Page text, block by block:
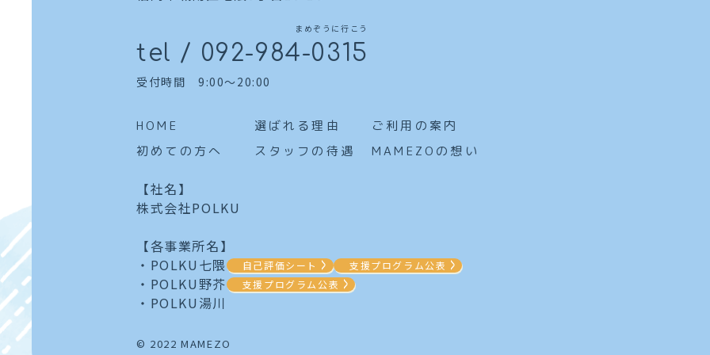
まめぞうに行こう
tel / 092-984-0315
受付時間 9:00～20:00
HOME 選ばれる理由
ご利用の案内
初めての方へ
スタッフの待遇 MAMEZOの想い
【社名】
株式会社POLKU
【各事業所名】
・POLKU七隈
自己評価シート 支援プログラム公表
・POLKU野芥 支援プログラム公表
・POLKU湯川
© 2022 MAMEZO